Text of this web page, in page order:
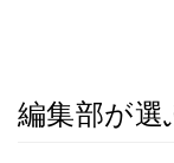
編集部が選